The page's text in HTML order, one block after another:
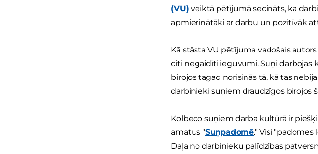
(VU) veiktā pētījumā secināts, ka
apmierinātāki ar darbu un pozitīvāk
Kā stāsta VU pētījuma vadošais
citi negaidīti ieguvumi. Suņi darbojas
birojos tagad norisinās tā, kā tas
darbinieki suņiem draudzīgos birojos
Kolbeco suņiem darba kultūrā ir
amatus "Suņpadomē." Visi
Daļa no darbinieku palīdzības